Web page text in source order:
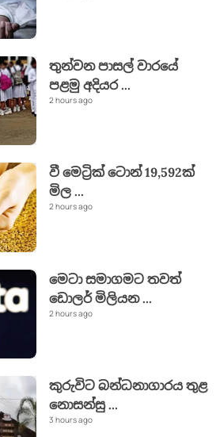
තුන්වන පාසල් වාරයේ
පළමු අදියර...
2 hours ago
වී මෙට්‍රික් ටොන් 19,592ක්
මිල ...
2 hours ago
මෙටා සමාගමට තවත්
ඩොලර් මිලියන...
2 hours ago
කුරුවිට බන්ධනාගාරය තුළ
නොසන්සු...
3 hours ago